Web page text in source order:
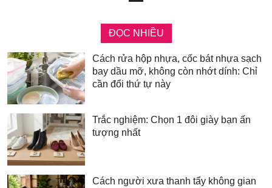
ĐỌC NHIỀU
Cách rửa hộp nhựa, cốc bát nhựa sạch
bay dầu mỡ, không còn nhớt dính: Chỉ
cần đổi thứ tự này
Trắc nghiệm: Chọn 1 đôi giày bạn ấn
tượng nhất
Cách người xưa thanh tẩy không gian